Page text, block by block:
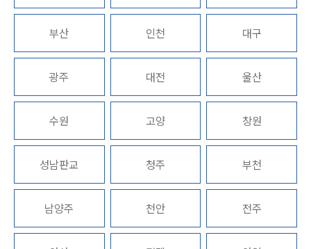
업무사례
주요 업무사례
사례분석/최신동향
법률정보
법률지식인
고객후기
구성원 소개
채권추심전문변호사
소식/자료
부산 인천 대구
광주 대전 울산
수원 고양 창원
성남판교 청주 부천
남양주 천안 전주